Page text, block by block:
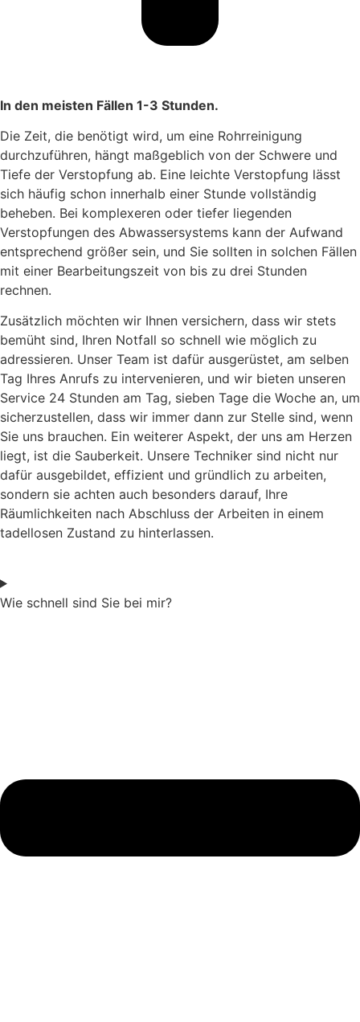
In den meisten Fällen 1-3 Stunden.
Die Zeit, die benötigt wird, um eine Rohrreinigung
durchzuführen, hängt maßgeblich von der Schwere und
Tiefe der Verstopfung ab. Eine leichte Verstopfung lässt
sich häufig schon innerhalb einer Stunde vollständig
beheben. Bei komplexeren oder tiefer liegenden
Verstopfungen des Abwassersystems kann der Aufwand
entsprechend größer sein, und Sie sollten in solchen Fällen
mit einer Bearbeitungszeit von bis zu drei Stunden
rechnen.
Zusätzlich möchten wir Ihnen versichern, dass wir stets
bemüht sind, Ihren Notfall so schnell wie möglich zu
adressieren. Unser Team ist dafür ausgerüstet, am selben
Tag Ihres Anrufs zu intervenieren, und wir bieten unseren
Service 24 Stunden am Tag, sieben Tage die Woche an, um
sicherzustellen, dass wir immer dann zur Stelle sind, wenn
Sie uns brauchen. Ein weiterer Aspekt, der uns am Herzen
liegt, ist die Sauberkeit. Unsere Techniker sind nicht nur
dafür ausgebildet, effizient und gründlich zu arbeiten,
sondern sie achten auch besonders darauf, Ihre
Räumlichkeiten nach Abschluss der Arbeiten in einem
tadellosen Zustand zu hinterlassen.
Wie schnell sind Sie bei mir?